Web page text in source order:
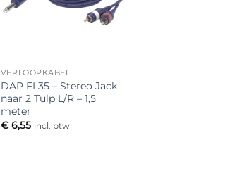
VERLOOPKABEL
DAP FL35 – Stereo Jack
naar 2 Tulp L/R – 1,5
meter
€6,55 incl. btw